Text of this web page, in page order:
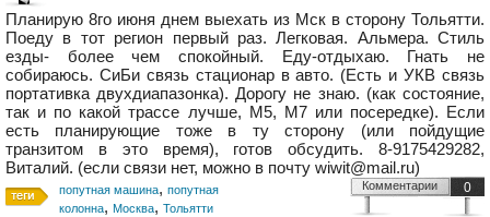
Планирую 8го июня днем выехать из Мск в сторону Тольятти.
Поеду в тот регион первый раз. Легковая. Альмера. Стиль
езды- более чем спокойный. Еду-отдыхаю. Гнать не
собираюсь. СиБи связь стационар в авто. (Есть и УКВ связь
портативка двухдиапазонка). Дорогу не знаю. (как состояние,
так и по какой трассе лучше, М5, М7 или посередке). Если
есть планирующие тоже в ту сторону (или пойдущие
транзитом в это время), готов обсудить. 8-9175429282,
Виталий. (если связи нет, можно в почту wiwit@mail.ru)
попутная машина, попутная
колонна, Москва, Тольятти
0
Комментарии